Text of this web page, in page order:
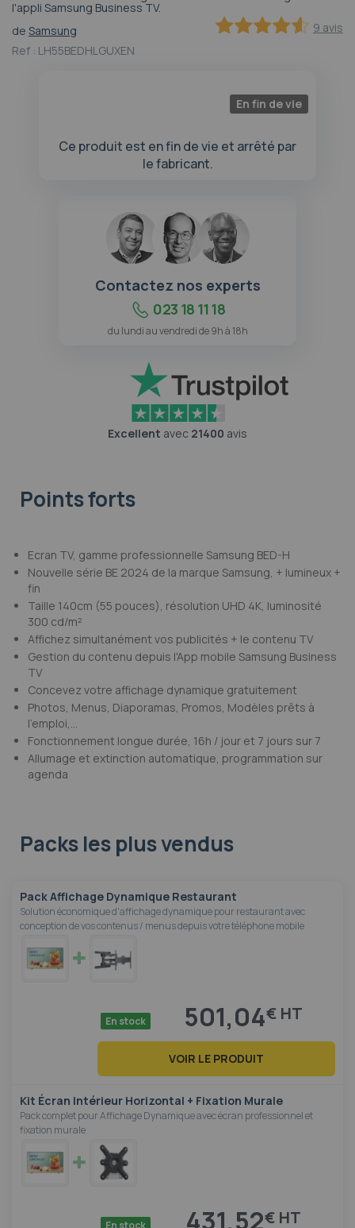
l'appli Samsung Business TV.
9 avis
de Samsung
Ref : LH55BEDHLGUXEN
En fin de vie
Ce produit est en fin de vie et arrêté par
le fabricant.
au
début
de
la
Contactez nos experts
023 18 11 18
du lundi au vendredi de 9h à 18h
Excellent avec 21400 avis
Points forts
Ecran TV, gamme professionnelle Samsung BED-H
Nouvelle série BE 2024 de la marque Samsung, + lumineux +
fin
Taille 140cm (55 pouces), résolution UHD 4K, luminosité
300 cd/m²
Affichez simultanément vos publicités + le contenu TV
Gestion du contenu depuis l'App mobile Samsung Business
TV
Concevez votre affichage dynamique gratuitement
Photos, Menus, Diaporamas, Promos, Modèles prêts à
l'emploi,...
Fonctionnement longue durée, 16h / jour et 7 jours sur 7
Allumage et extinction automatique, programmation sur
agenda
Packs les plus vendus
Pack Affichage Dynamique Restaurant
Solution économique d'affichage dynamique pour restaurant avec
conception de vos contenus / menus depuis votre téléphone mobile
En stock 501,04€
VOIR LE PRODUIT
Kit Écran Intérieur Horizontal + Fixation Murale
Pack complet pour Affichage Dynamique avec écran professionnel et
fixation murale
431,52€